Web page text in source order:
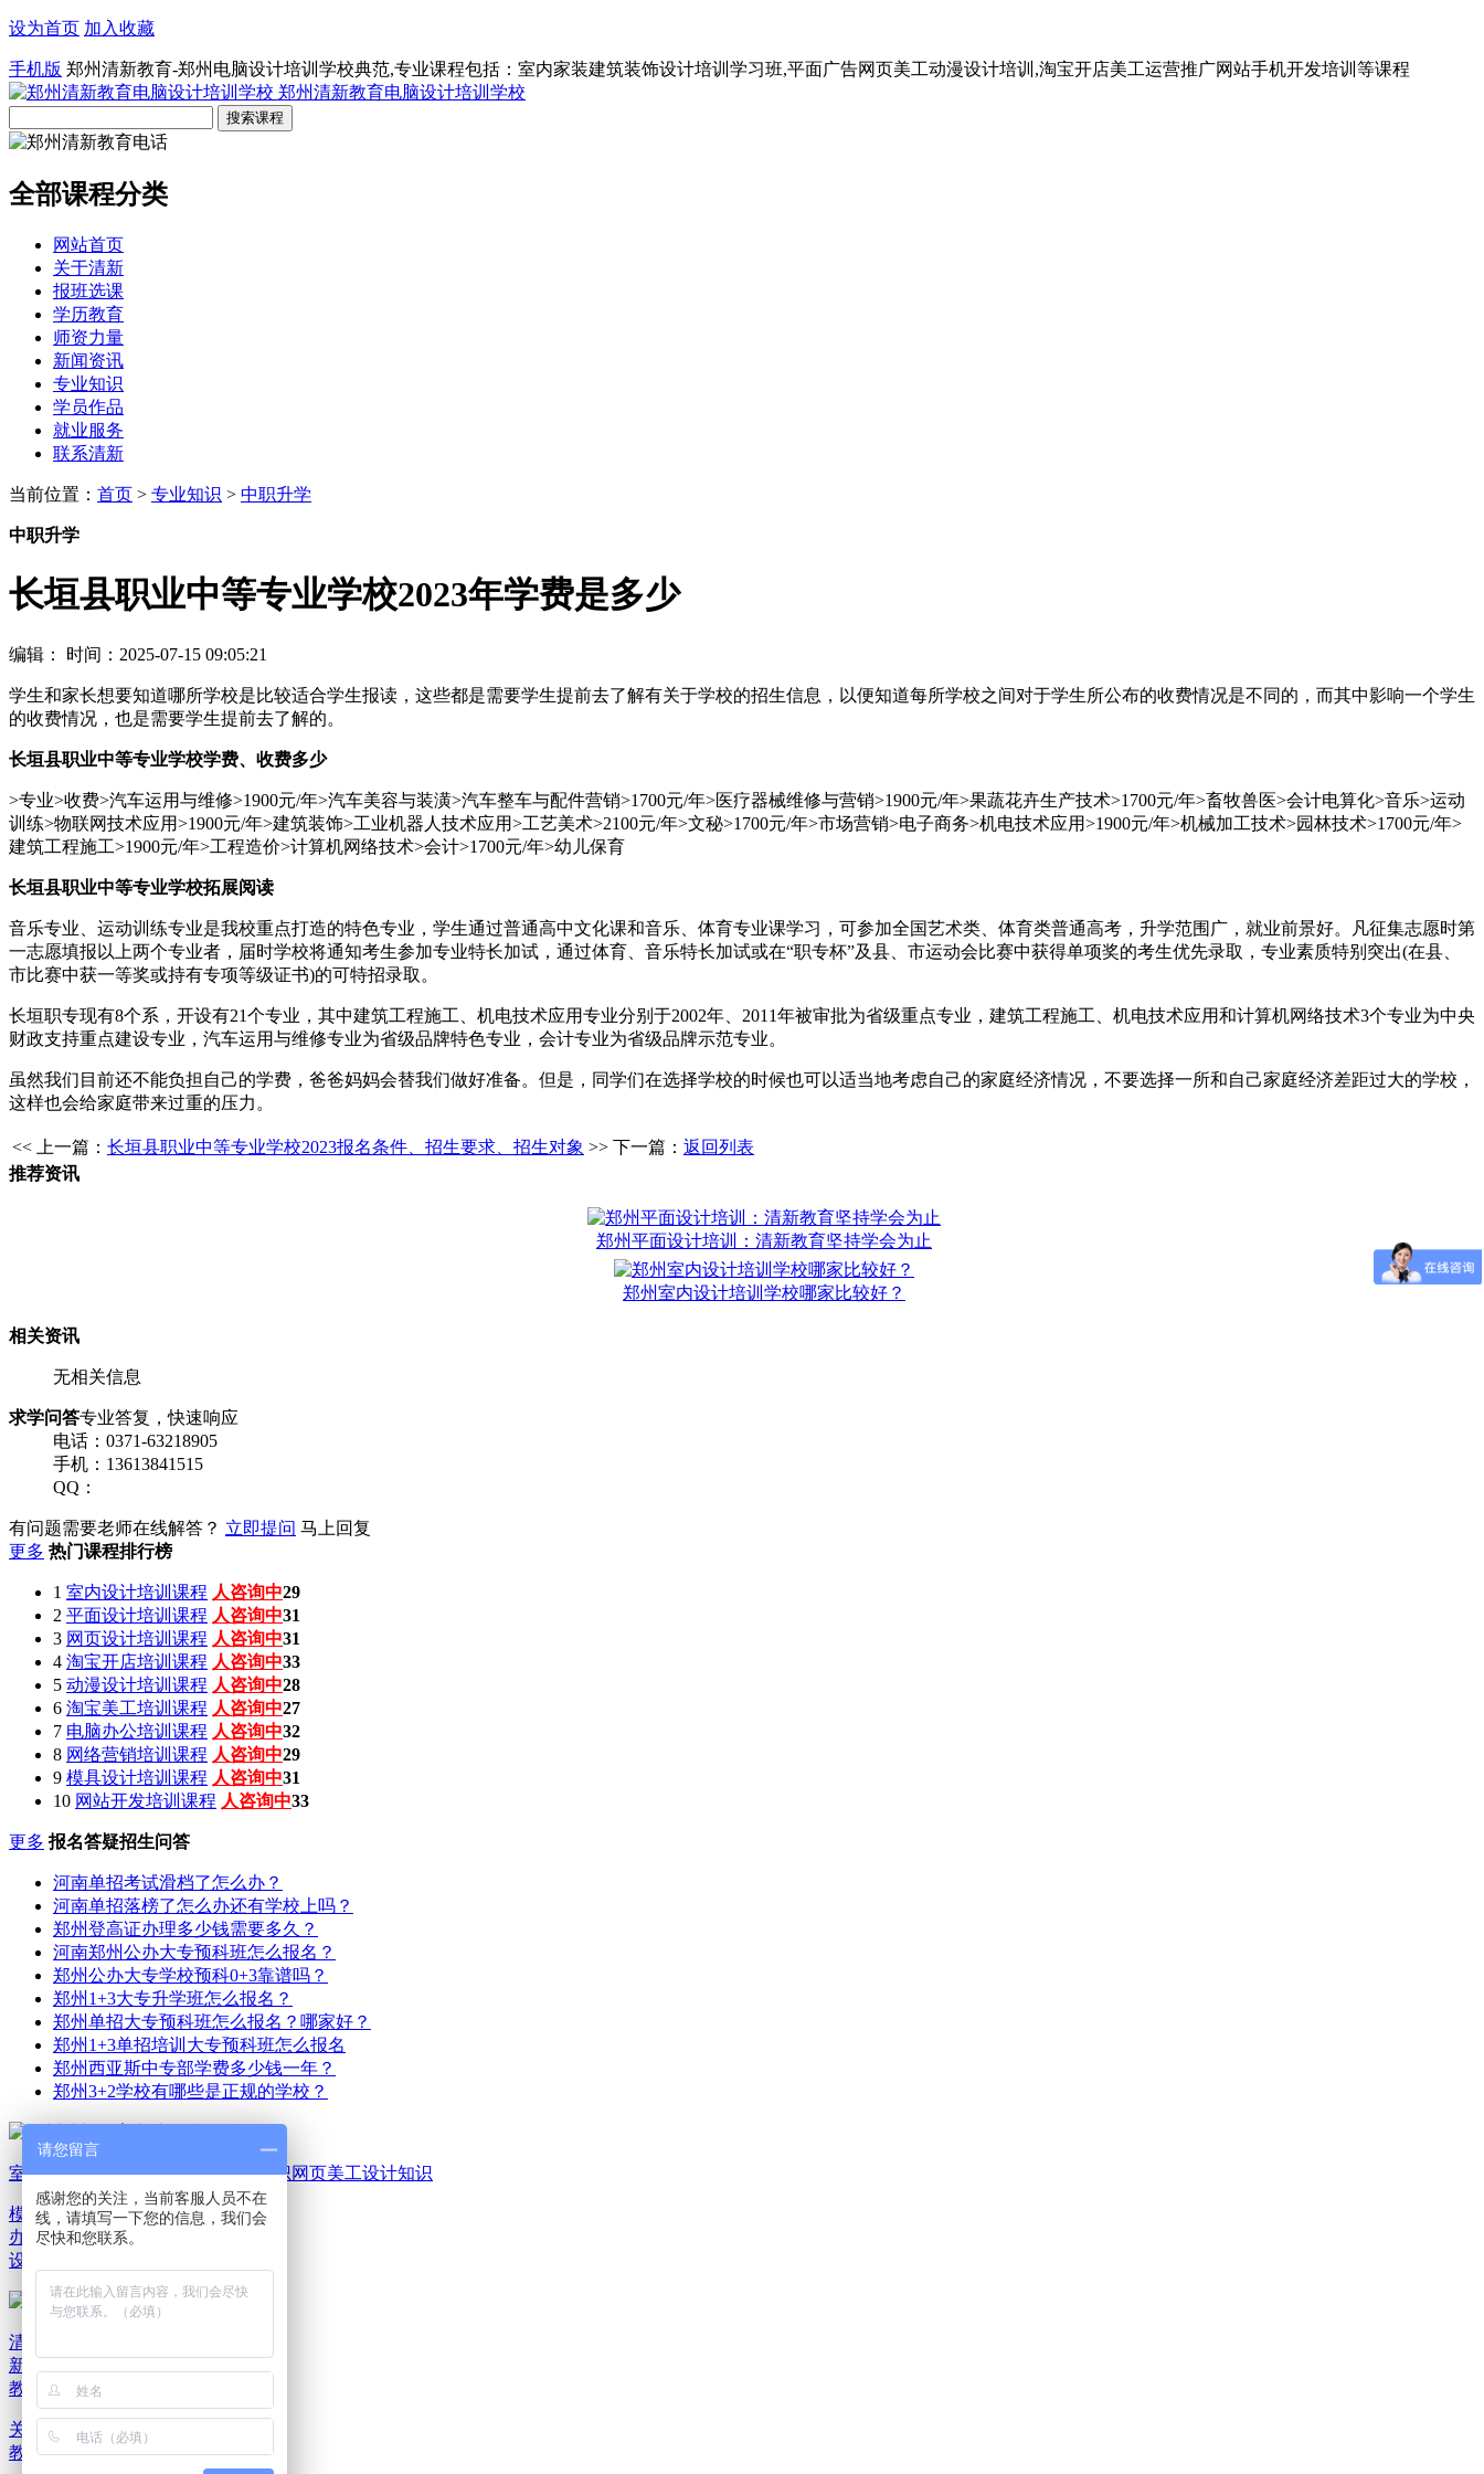
设为首页 加入收藏
手机版 郑州清新教育-郑州电脑设计培训学校典范,专业课程包括：室内家装建筑装饰设计培训学习班,平面广告网页美工动漫设计培训,淘宝开店美工运营推广网站手机开发培训等课程
郑州清新教育电脑设计培训学校
全部课程分类
网站首页
关于清新
报班选课
学历教育
师资力量
新闻资讯
专业知识
学员作品
就业服务
联系清新
当前位置： 首页 > 专业知识 > 中职升学
中职升学
长垣县职业中等专业学校2023年学费是多少
编辑： 时间：2025-07-15 09:05:21
学生和家长想要知道哪所学校是比较适合学生报读，这些都是需要学生提前去了解有关于学校的招生信息，以便知道每所学校之间对于学生所公布的收费情况是不同的，而其中影响一个学生
的收费情况，也是需要学生提前去了解的。
长垣县职业中等专业学校学费、收费多少
>专业>收费>汽车运用与维修>1900元/年>汽车美容与装潢>汽车整车与配件营销>1700元/年>医疗器械维修与营销>1900元/年>果蔬花卉生产技术>1700元/年>畜牧兽医>会计电算化>音乐>运动
训练>物联网技术应用>1900元/年>建筑装饰>工业机器人技术应用>工艺美术>2100元/年>文秘>1700元/年>市场营销>电子商务>机电技术应用>1900元/年>机械加工技术>园林技术>1700元/年>
建筑工程施工>1900元/年>工程造价>计算机网络技术>会计>1700元/年>幼儿保育
长垣县职业中等专业学校拓展阅读
音乐专业、运动训练专业是我校重点打造的特色专业，学生通过普通高中文化课和音乐、体育专业课学习，可参加全国艺术类、体育类普通高考，升学范围广，就业前景好。凡征集志愿时第
一志愿填报以上两个专业者，届时学校将通知考生参加专业特长加试，通过体育、音乐特长加试或在“职专杯”及县、市运动会比赛中获得单项奖的考生优先录取，专业素质特别突出(在县、
市比赛中获一等奖或持有专项等级证书)的可特招录取。
长垣职专现有8个系，开设有21个专业，其中建筑工程施工、机电技术应用专业分别于2002年、2011年被审批为省级重点专业，建筑工程施工、机电技术应用和计算机网络技术3个专业为中央
财政支持重点建设专业，汽车运用与维修专业为省级品牌特色专业，会计专业为省级品牌示范专业。
虽然我们目前还不能负担自己的学费，爸爸妈妈会替我们做好准备。但是，同学们在选择学校的时候也可以适当地考虑自己的家庭经济情况，不要选择一所和自己家庭经济差距过大的学校，
这样也会给家庭带来过重的压力。
<< 上一篇： 长垣县职业中等专业学校2023报名条件、招生要求、招生对象 >> 下一篇： 返回列表
推荐资讯
郑州平面设计培训：清新教育坚持学会为止
郑州室内设计培训学校哪家比较好？
相关资讯
无相关信息
求学问答专业答复，快速响应
电话：0371-63218905
手机：13613841515
QQ：
有问题需要老师在线解答？ 立即提问 马上回复
更多 热门课程排行榜
1 室内设计培训课程 人咨询中28
2 平面设计培训课程 人咨询中30
3 网页设计培训课程 人咨询中31
4 淘宝开店培训课程 人咨询中27
5 动漫设计培训课程 人咨询中32
6 淘宝美工培训课程 人咨询中33
7 电脑办公培训课程 人咨询中26
8 网络营销培训课程 人咨询中33
9 模具设计培训课程 人咨询中30
10 网站开发培训课程 人咨询中28
更多 报名答疑招生问答
河南单招考试滑档了怎么办？
河南单招落榜了怎么办还有学校上吗？
郑州登高证办理多少钱需要多久？
河南郑州公办大专预科班怎么报名？
郑州公办大专学校预科0+3靠谱吗？
郑州1+3大专升学班怎么报名？
郑州单招大专预科班怎么报名？哪家好？
郑州1+3单招培训大专预科班怎么报名
郑州西亚斯中专部学费多少钱一年？
郑州3+2学校有哪些是正规的学校？
室内家装设计知识平面广告设计知识网页美工设计知识
模具机械设计知识电脑
办公文秘知识游戏动漫
设计知识
清新教育新闻资讯
新教育报班选课
教育就业服务
关于清新教育 联系清新教育
教育乘车路线
请您留言
感谢您的关注，当前客服人员不在
线，请填写一下您的信息，我们会
尽快和您联系。